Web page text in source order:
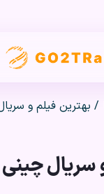
/ بهترین فیلم و
سریال‌ چینی